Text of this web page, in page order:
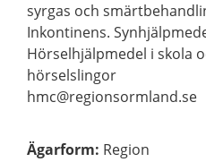
syrgas och
Inkontinens.
Hörselhjälpmedel i skola
hörselslingor
hmc@regionsormland.se
Ägarform: Region